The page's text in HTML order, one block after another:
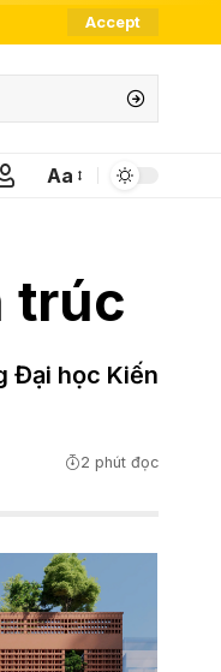
Accept
Font
Aa
trúc
Đại học Kiến
2 phút đọc